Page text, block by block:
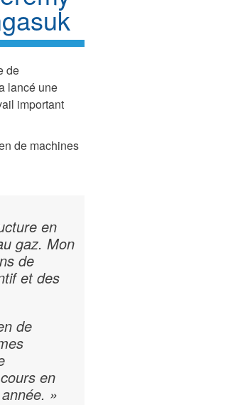
de
lancé une
important
de machines
en
gaz. Mon
de
et des
de
en
»